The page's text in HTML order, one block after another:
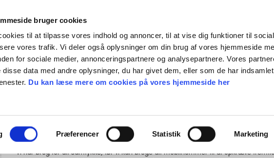
bruger cookies
til at tilpasse vores indhold og annoncer, til at vise dig funktioner til
vores trafik. Vi deler også oplysninger om din brug af vores hjemmeside
for sociale medier, annonceringspartnere og analysepartnere. Vores
disse data med andre oplysninger, du har givet dem, eller som de har
Du kan læse mere om cookies på vores hjemmeside her
Præferencer Statistik Marketing
Giv en gave Find frø Webshop Nyheder
Er du medlem, og vil oprette en ny aftale om opkrævning af kontingent?
Tilmelding til Mobile Pay Invoice
Vi har brug for dit samtykke, før vi kan bruge dit mobilnummer til at opkræve